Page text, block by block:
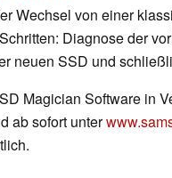
Wechsel von einer
Diagnose der
neuen SSD und
Magician Software in
ab sofort unter